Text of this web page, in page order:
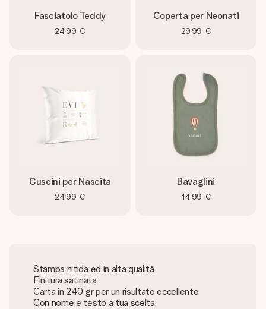
Fasciatoio Teddy
24,99 €
Coperta per Neonati
29,99 €
Cuscini per Nascita
24,99 €
Bavaglini
14,99 €
Stampa nitida ed in alta qualità
Finitura satinata
Carta in 240 gr per un risultato eccellente
Con nome e testo a tua scelta